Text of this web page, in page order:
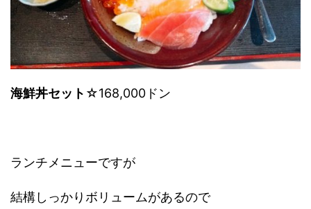
海鮮丼セット ☆168,000ドン
ランチメニューですが
結構しっかりボリュームがあるので